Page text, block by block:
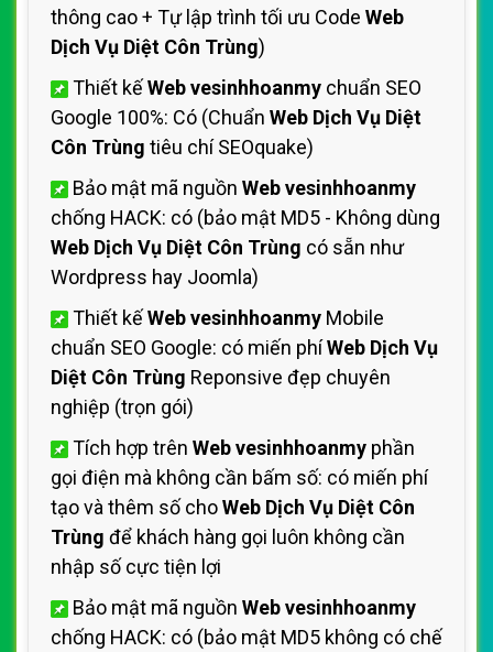
thông cao + Tự lập trình tối ưu Code Web
Dịch Vụ Diệt Côn Trùng)
Thiết kếWeb vesinhhoanmy chuẩn SEO
Google 100%: Có (Chuẩn Web Dịch Vụ Diệt
Côn Trùng tiêu chí SEOquake)
Bảo mật mã nguồn Web vesinhhoanmy
chống HACK: có (bảo mật MD5 - Không dùng
Web Dịch Vụ Diệt Côn Trùng có sẵn như
Wordpress hay Joomla)
Thiết kếWeb vesinhhoanmy Mobile
chuẩn SEO Google: có miến phíWeb Dịch Vụ
Diệt Côn Trùng Reponsive đẹp chuyên
nghiệp (trọn gói)
Tích hợp trên Web vesinhhoanmy phần
gọi điện mà không cần bấm số: có miến phí
tạo và thêm số choWeb Dịch Vụ Diệt Côn
Trùng để khách hàng gọi luôn không cần
nhập số cực tiện lợi
Bảo mật mã nguồn Web vesinhhoanmy
chống HACK: có (bảo mật MD5 không có chế